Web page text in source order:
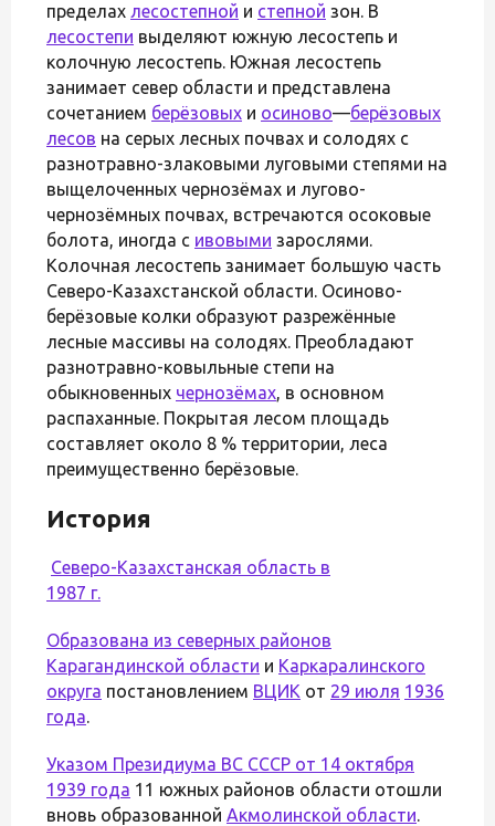
пределах лесостепной и степной зон. В
лесостепи выделяют южную лесостепь и
колочную лесостепь. Южная лесостепь
занимает север области и представлена
сочетанием берёзовых и осиново—берёзовых
лесов на серых лесных почвах и солодях с
разнотравно-злаковыми луговыми степями на
выщелоченных чернозёмах и лугово-
чернозёмных почвах, встречаются осоковые
болота, иногда с ивовыми зарослями.
Колочная лесостепь занимает большую часть
Северо-Казахстанской области. Осиново-
берёзовые колки образуют разрежённые
лесные массивы на солодях. Преобладают
разнотравно-ковыльные степи на
обыкновенных чернозёмах, в основном
распаханные. Покрытая лесом площадь
составляет около 8 % территории, леса
преимущественно берёзовые.
История
Северо-Казахстанская область в
1987 г.
Образована из северных районов
Карагандинской области и Каркаралинского
округа постановлением ВЦИК от 29 июля 1936
года.
Указом Президиума ВС СССР от 14 октября
1939 года 11 южных районов области отошли
вновь образованной Акмолинской области.